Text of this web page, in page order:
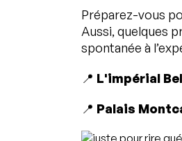
Préparez-vous
Aussi, quelques
spontanée à
📍 L'impérial Bel
📍 Palais